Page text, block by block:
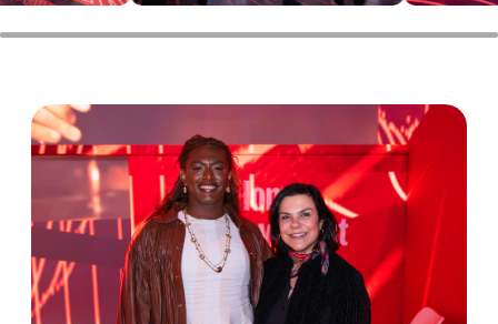
música y los artistas latinos con sus fans en todo
el mundo.
tendencias y ganando presencia global como
nunca antes. Desde YouTube, queremos seguir
siendo ese socio esencial donde la música latina
nace y construye cultura, y estoy muy emocionada
de ver la narración que podrán crear, impulsada
por su imaginación, nuevas herramientas y
oportunidades de usar herramientas creativas con
inteligencia artificial."